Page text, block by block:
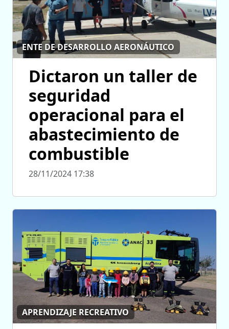
ENTE DE DESARROLLO AERONÁUTICO
Dictaron un taller de
seguridad
operacional para el
abastecimiento de
combustible
28/11/2024 17:38
APRENDIZAJE RECREATIVO